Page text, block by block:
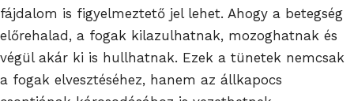
fájdalom is figyelmeztető jel lehet. Ahogy a betegség
előrehalad, a fogak kilazulhatnak, mozoghatnak és
végül akár ki is hullhatnak. Ezek a tünetek nemcsak
a fogak elvesztéséhez, hanem az állkapocs